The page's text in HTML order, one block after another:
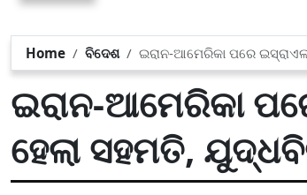
Home ବିଦେଶ ଇରାନ-ଆମେରିକା ପରେ
ଇରାନ-ଆମେରିକା
ହେଲା ସହମତି,